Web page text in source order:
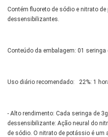
Contém fluoreto de sódio e nitrato
dessensibilizantes.
Conteúdo da embalagem: 01 seringa
Uso diário recomendado: 22%: 1
- Alto rendimento: Cada seringa de
dessensibilizante: Ação neural do
de sódio. O nitrato de potássio é um